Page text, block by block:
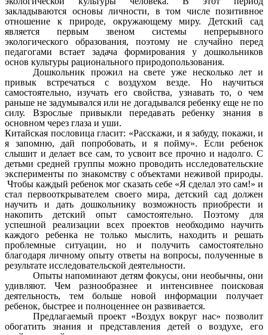
закладываются основы личности, в том числе позитивное
отношение к природе, окружающему миру. Детский сад
является первым звеном системы непрерывного
экологического образования, поэтому не случайно перед
педагогами встает задача формирования у дошкольников
основ культуры рационального природопользования.
Дошкольник прожил на свете уже несколько лет и
привык встречаться с воздухом везде. Но научиться
самостоятельно, изучать его свойства, узнавать то, о чем
раньше не задумывался или не догадывался ребенку еще не по
силу. Взрослые привыкли передавать ребенку знания в
основном через глаза и уши.
Китайская пословица гласит: «Расскажи, и я забуду, покажи, и
я запомню, дай попробовать, и я пойму». Если ребенок
слышит и делает все сам, то усвоит все прочно и надолго. С
детьми средней группы можно проводить исследовательские
эксперименты по знакомству с объектами неживой природы.
Чтобы каждый ребенок мог сказать себе «Я сделал это сам!» и
стал первооткрывателем своего мира, детский сад должен
научить и дать дошкольнику возможность приобрести и
накопить детский опыт самостоятельно. Поэтому для
успешной реализации всех проектов необходимо научить
каждого ребенка не только мыслить, находить и решать
проблемные ситуации, но и получить самостоятельно
благодаря личному опыту ответы на вопросы, полученные в
результате исследовательской деятельности.
Опыты напоминают детям фокусы, они необычны, они
удивляют. Чем разнообразнее и интенсивнее поисковая
деятельность, тем больше новой информации получает
ребенок, быстрее и полноценнее он развивается.
Предлагаемый проект «Воздух вокруг нас» позволит
обогатить знания и представления детей о воздухе, его